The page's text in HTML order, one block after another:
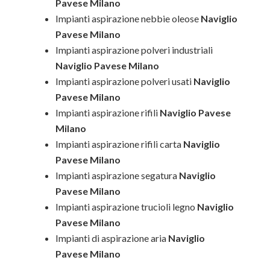
Pavese Milano
Impianti aspirazione nebbie oleose Naviglio
Pavese Milano
Impianti aspirazione polveri industriali
Naviglio Pavese Milano
Impianti aspirazione polveri usati Naviglio
Pavese Milano
Impianti aspirazione rifili Naviglio Pavese
Milano
Impianti aspirazione rifili carta Naviglio
Pavese Milano
Impianti aspirazione segatura Naviglio
Pavese Milano
Impianti aspirazione trucioli legno Naviglio
Pavese Milano
Impianti di aspirazione aria Naviglio
Pavese Milano